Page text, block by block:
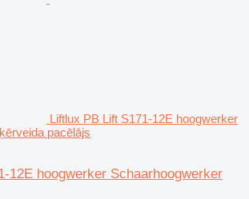
Liftlux PB Lift S171-12E hoogwerker
pacēlājs
12E hoogwerker Schaarhoogwerker